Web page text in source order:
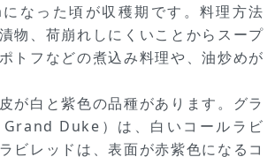
なった頃が収穫期です。料理方法
物、荷崩れしにくいことからスープ
トフなどの煮込み料理や、油炒めが
が白と紫色の品種があります。グラ
Grand Duke）は、白いコールラビ
ビレッドは、表面が赤紫色になるコ